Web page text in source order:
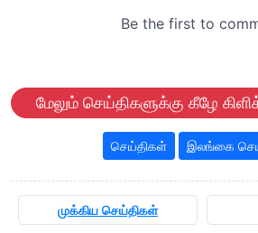
மேலும் செய்திகளுக்கு கீழே
செய்திகள் இலங்கை
முக்கிய செய்திகள்